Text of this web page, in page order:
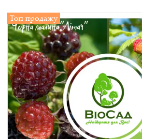
Топ продажу